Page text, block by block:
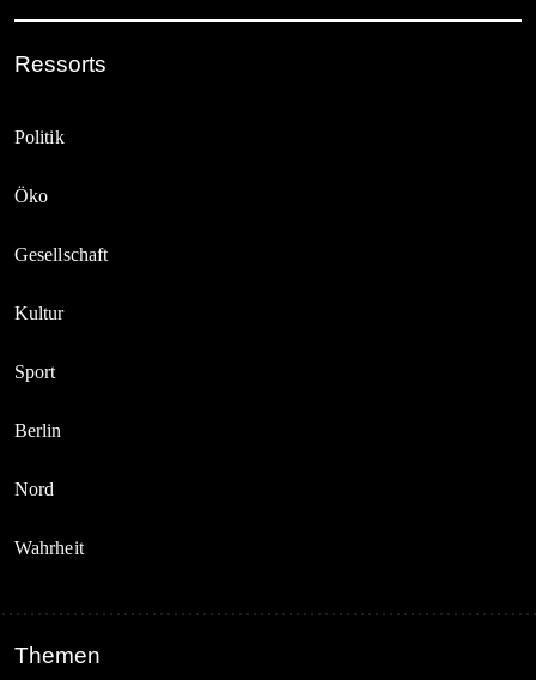
Ressorts
Politik
Öko
Gesellschaft
Kultur
Sport
Berlin
Nord
Wahrheit
Themen